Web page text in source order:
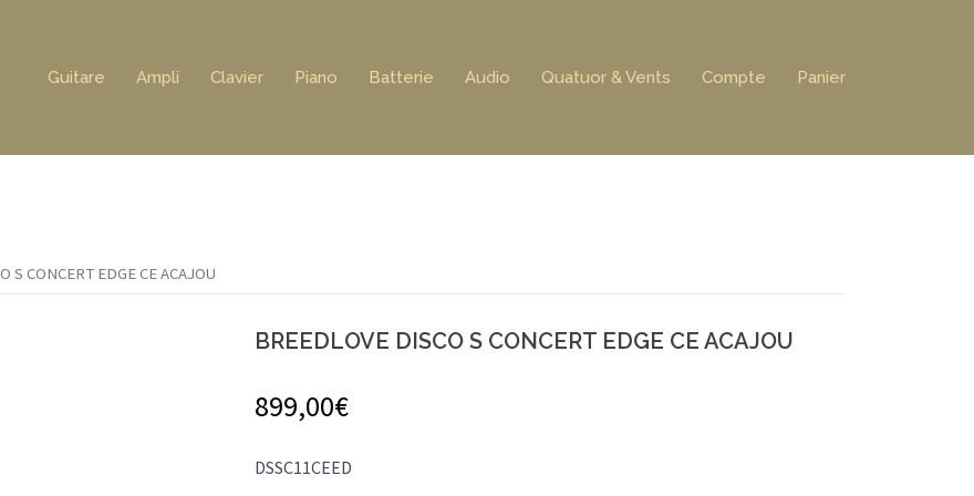
Guitare Ampli Clavier Piano Batterie Audio Quatuor & Vents Compte Panier
S CONCERT EDGE CE ACAJOU
BREEDLOVE DISCO S CONCERT EDGE CE ACAJOU
899,00€
DSSC11CEED